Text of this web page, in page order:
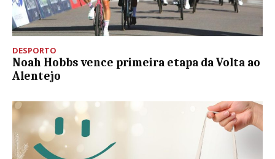
DESPORTO
Noah Hobbs vence primeira etapa da Volta ao
Alentejo